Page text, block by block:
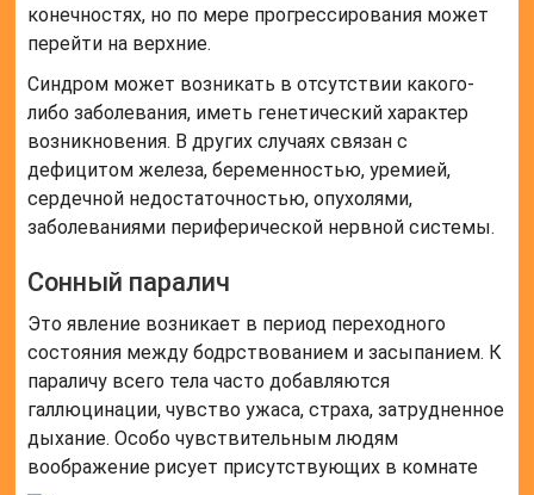
конечностях, но по мере прогрессирования может
перейти на верхние.
Синдром может возникать в отсутствии какого-
либо заболевания, иметь генетический характер
возникновения. В других случаях связан с
дефицитом железа, беременностью, уремией,
сердечной недостаточностью, опухолями,
заболеваниями периферической нервной системы.
Сонный паралич
Это явление возникает в период переходного
состояния между бодрствованием и засыпанием. К
параличу всего тела часто добавляются
галлюцинации, чувство ужаса, страха, затрудненное
дыхание. Особо чувствительным людям
воображение рисует присутствующих в комнате